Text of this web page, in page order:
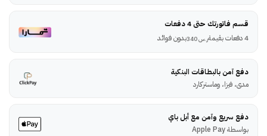
قسم فاتورتك حتى 4 دفعات
4 دفعات بقيمة
ر.س بدون فوائد
دفع آمن بالبطاقات البنكية
مدى، فيزا، وماستركارد
دفع سريع وآمن مع أبل باي
بواسطة Apple Pay